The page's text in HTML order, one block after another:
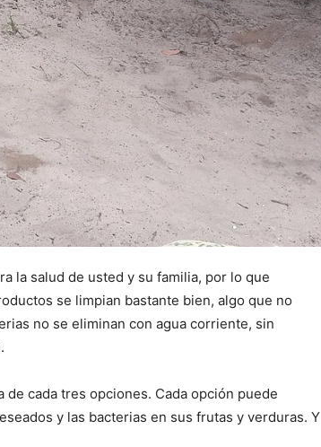
la salud de usted y su familia, por lo que
se limpian bastante bien, algo que no
no se eliminan con agua corriente, sin
cada tres opciones. Cada opción puede
y las bacterias en sus frutas y verduras. Y